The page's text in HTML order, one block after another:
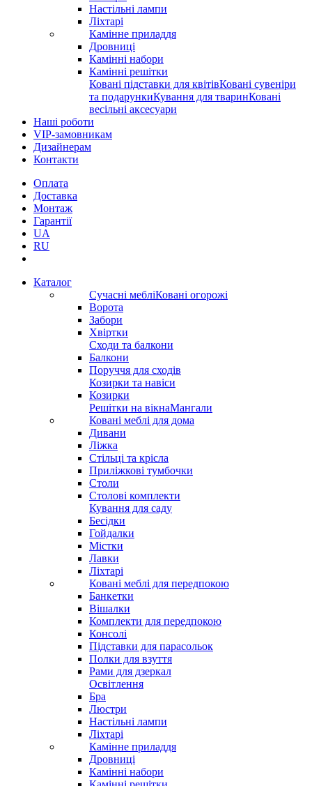
Настільні лампи
Ліхтарі
Камінне приладдя
Дровниці
Камінні набори
Камінні решітки
Ковані підставки для квітівКовані сувеніри
та подарункиКування для тваринКовані
весільні аксесуари
Наші роботи
VIP-замовникам
Дизайнерам
Контакти
Оплата
Доставка
Монтаж
Гарантії
UA
RU
Каталог
Сучасні мебліКовані огорожі
Ворота
Забори
Хвіртки
Сходи та балкони
Балкони
Поруччя для сходів
Козирки та навіси
Козирки
Решітки на вікнаМангали
Ковані меблі для дома
Дивани
Ліжка
Стільці та крісла
Приліжкові тумбочки
Столи
Столові комплекти
Кування для саду
Бесідки
Гойдалки
Містки
Лавки
Ліхтарі
Ковані меблі для передпокою
Банкетки
Вішалки
Комплекти для передпокою
Консолі
Підставки для парасольок
Полки для взуття
Рами для дзеркал
Освітлення
Бра
Люстри
Настільні лампи
Ліхтарі
Камінне приладдя
Дровниці
Камінні набори